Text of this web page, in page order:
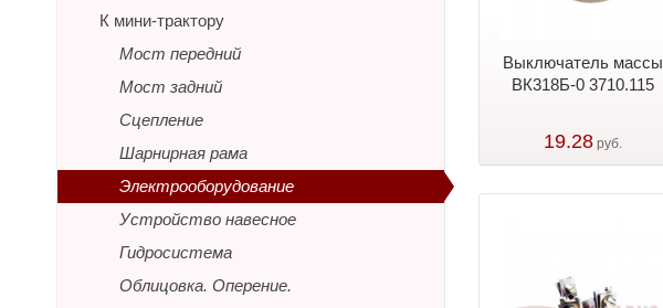
Выключатель массы
ВК318Б-0 3710.115
19.28руб.
К мини-трактору
Мост передний
Мост задний
Сцепление
Шарнирная рама
Электрооборудование
Устройство навесное
Гидросистема
Облицовка. Оперение.